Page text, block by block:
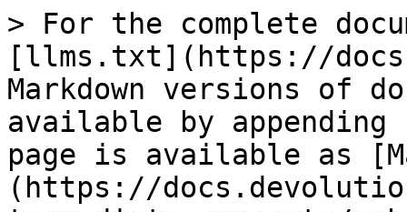
> For the complete
[llms.txt](https://
Markdown versions of
available by
page is available as
(https://